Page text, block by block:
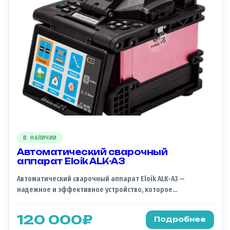
В НАЛИЧИИ
Автоматический сварочный
аппарат Eloik ALK-A3
Автоматический сварочный аппарат Eloik ALK-A3 —
надежное и эффективное устройство, которое
кабелей. Его корпус из титанового сплава обеспечивает
защиту от внешних воздействий, а аккумуляторы имеют
120 000₽ Подробнее